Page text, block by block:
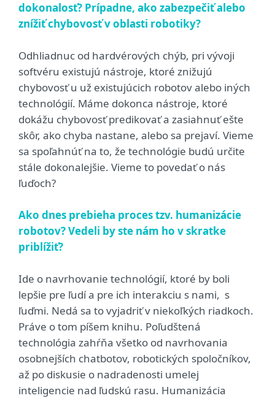
dokonalosť? Prípadne, ako zabezpečiť alebo
znížiť chybovosť v oblasti robotiky?
Odhliadnuc od hardvérových chýb, pri vývoji
softvéru existujú nástroje, ktoré znižujú
chybovosť u už existujúcich robotov alebo iných
technológií. Máme dokonca nástroje, ktoré
dokážu chybovosť predikovať a zasiahnuť ešte
skôr, ako chyba nastane, alebo sa prejaví. Vieme
sa spoľahnúť na to, že technológie budú určite
stále dokonalejšie. Vieme to povedať o nás
ľuďoch?
Ako dnes prebieha proces tzv. humanizácie
robotov? Vedeli by ste nám ho v skratke
priblížiť?
Ide o navrhovanie technológií, ktoré by boli
lepšie pre ľudí a pre ich interakciu s nami, s
ľuďmi. Nedá sa to vyjadriť v niekoľkých riadkoch.
Práve o tom píšem knihu. Poľudštená
technológia zahŕňa všetko od navrhovania
osobnejších chatbotov, robotických spoločníkov,
až po diskusie o nadradenosti umelej
inteligencie nad ľudskú rasu. Humanizácia